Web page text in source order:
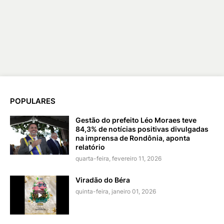
POPULARES
Gestão do prefeito Léo Moraes teve
84,3% de notícias positivas divulgadas
na imprensa de Rondônia, aponta
relatório
quarta-feira, fevereiro 11, 2026
Viradão do Béra
quinta-feira, janeiro 01, 2026